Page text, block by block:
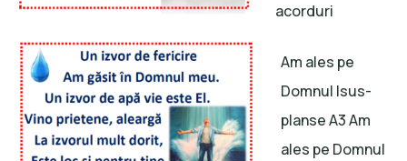
acorduri
Am ales pe
Domnul Isus-
planse A3Am
ales pe Domnul